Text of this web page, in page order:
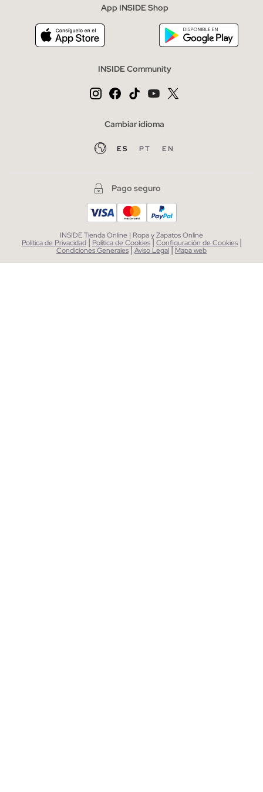
App INSIDE Shop
INSIDE Community
Cambiar idioma
ES PT EN
Pago seguro
INSIDE Tienda Online | Ropa y Zapatos Online
Política de Privacidad | Política de Cookies| Configuración de Cookies |
Condiciones Generales|Aviso Legal| Mapa web